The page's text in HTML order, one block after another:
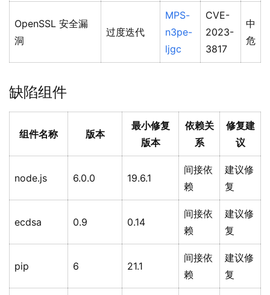
OpenSSL 安全漏
洞
过度迭代
MPS-
n3pe-
ljgc
CVE-
2023-
3817
中
危
缺陷组件
组件名称 版本
最小修复
版本
依赖关
系
修复建
议
node.js 6.0.0 19.6.1
间接依
赖
建议修
复
ecdsa 0.9 0.14
间接依
赖
建议修
复
pip 6 21.1
间接依
赖
建议修
复